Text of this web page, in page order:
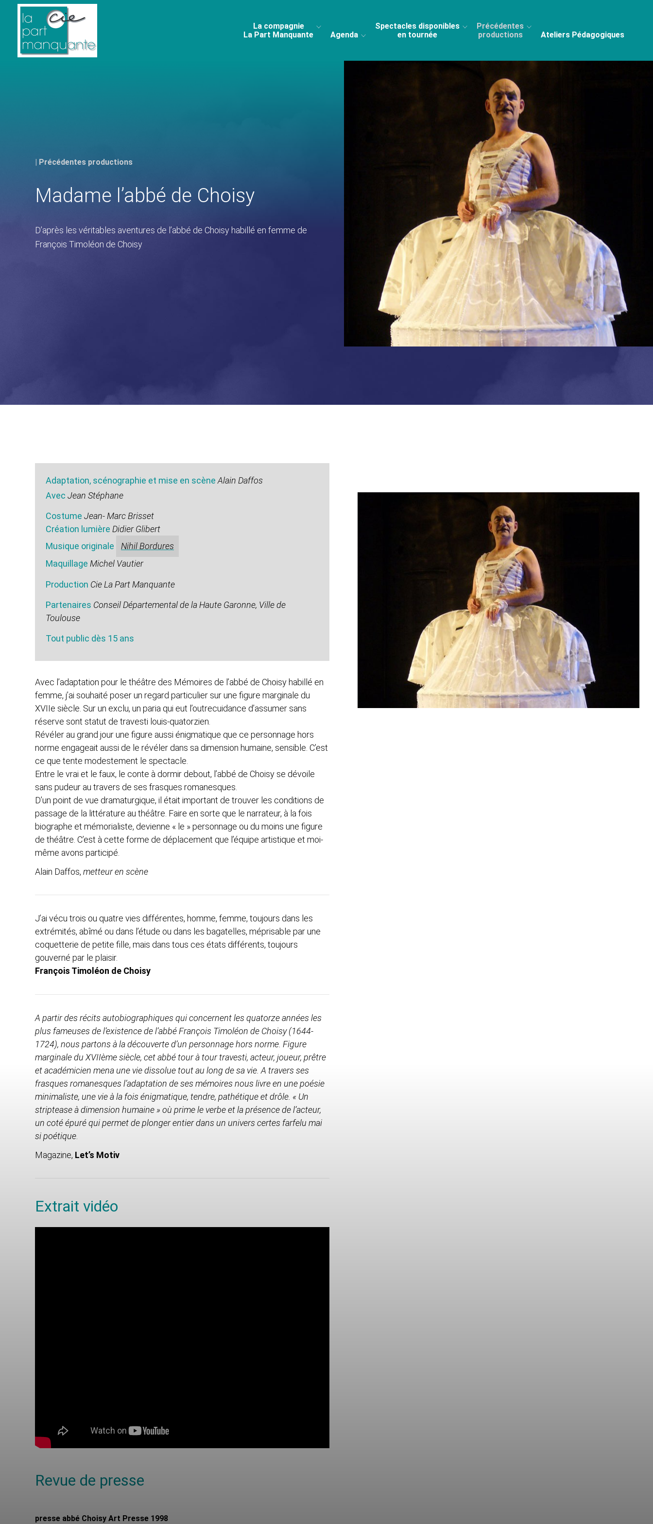
La compagnie
La Part Manquante
Agenda
Spectacles disponibles
en tournée
Précédentes
productions
Ateliers Pédagogiques
| Précédentes productions
Madame l’abbé de Choisy
D’après les véritables aventures de l’abbé de Choisy habillé en femme de
François Timoléon de Choisy
Adaptation, scénographie et mise en scène Alain Daffos
Avec Jean Stéphane
Costume Jean- Marc Brisset
Création lumière Didier Glibert
Musique originale
Nihil Bordures
Maquillage Michel Vautier
Production Cie La Part Manquante
Partenaires Conseil Départemental de la Haute Garonne, Ville de
Toulouse
Tout public dès 15 ans
Avec l’adaptation pour le théâtre des Mémoires de l’abbé de Choisy habillé en
femme, j’ai souhaité poser un regard particulier sur une figure marginale du
XVIIe siècle. Sur un exclu, un paria qui eut l’outrecuidance d’assumer sans
réserve sont statut de travesti louis-quatorzien.
Révéler au grand jour une figure aussi énigmatique que ce personnage hors
norme engageait aussi de le révéler dans sa dimension humaine, sensible. C’est
ce que tente modestement le spectacle.
Entre le vrai et le faux, le conte à dormir debout, l’abbé de Choisy se dévoile
sans pudeur au travers de ses frasques romanesques.
D’un point de vue dramaturgique, il était important de trouver les conditions de
passage de la littérature au théâtre. Faire en sorte que le narrateur, à la fois
biographe et mémorialiste, devienne « le » personnage ou du moins une figure
de théâtre. C’est à cette forme de déplacement que l’équipe artistique et moi-
même avons participé.
Alain Daffos, metteur en scène
J’ai vécu trois ou quatre vies différentes, homme, femme, toujours dans les
extrémités, abîmé ou dans l’étude ou dans les bagatelles, méprisable par une
coquetterie de petite fille, mais dans tous ces états différents, toujours
gouverné par le plaisir.
François Timoléon de Choisy
A partir des récits autobiographiques qui concernent les quatorze années les
plus fameuses de l’existence de l’abbéFrançois Timoléon de Choisy(1644-
1724), nous partons à la découverte d’un personnage hors norme. Figure
marginale du XVIIème siècle, cet abbé tour à tour travesti, acteur, joueur, prêtre
et académicien mena une vie dissolue tout au long de sa vie. A travers ses
frasques romanesques l’adaptation de ses mémoires nous livre en une poésie
minimaliste, une vie à la fois énigmatique, tendre, pathétique et drôle. « Un
striptease à dimension humaine » où prime le verbe et la présence de l’acteur,
un coté épuré qui permet de plonger entier dans un univers certes farfelu mai
si poétique.
Magazine, Let’s Motiv
Extrait vidéo
Revue de presse
presse abbé Choisy Art Presse 1998